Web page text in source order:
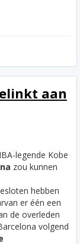
aan
legende Kobe
zou kunnen
hebben
er één een
de overleden
volgend